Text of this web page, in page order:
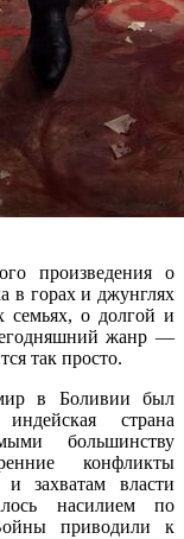
произведения о
в горах и джунглях
семьях, о долгой и
жанр —
так просто.
в Боливии был
страна
большинству
конфликты
захватам власти
насилием по
приводили к